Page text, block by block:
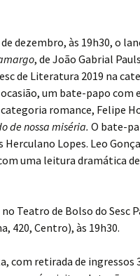
dezembro, às 19h30, o
, de João Gabrial
de Literatura 2019 na
um bate-papo com
romance, Felipe
de nossa miséria. O bate-
Herculano Lopes. Leo
uma leitura dramática
Teatro de Bolso do Sesc
420, Centro), às 19h30.
com retirada de ingressos